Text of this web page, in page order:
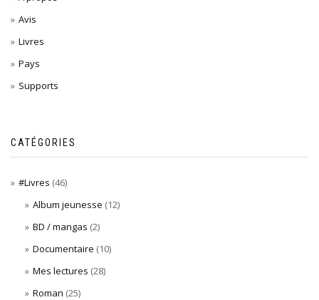
Avis
Livres
Pays
Supports
CATÉGORIES
#Livres (46)
Album jeunesse (12)
BD / mangas (2)
Documentaire (10)
Mes lectures (28)
Roman (25)